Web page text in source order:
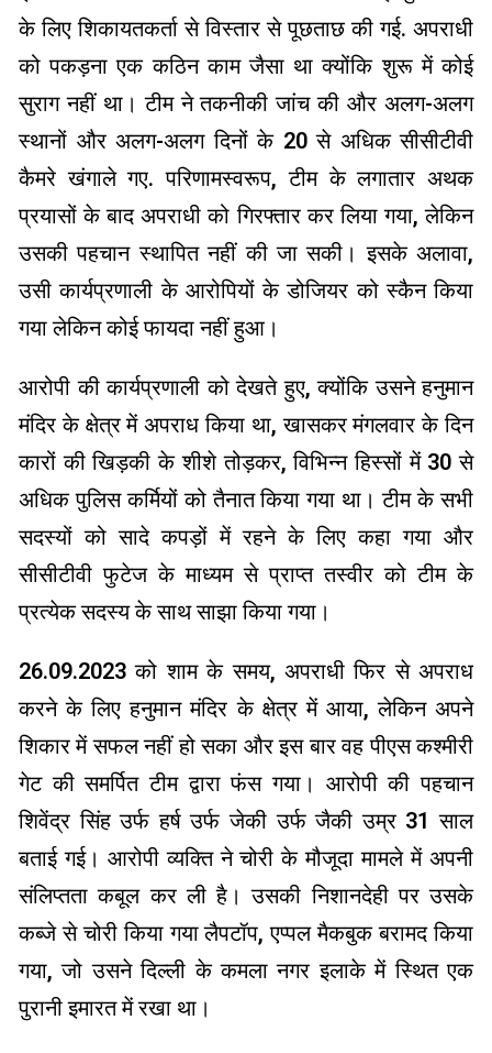
के लिए शिकायतकर्ता से विस्तार से पूछताछ की गई. अपराधी
को पकड़ना एक कठिन काम जैसा था क्योंकि शुरू में कोई
सुराग नहीं था। टीम ने तकनीकी जांच की और अलग-अलग
स्थानों और अलग-अलग दिनों के 20 से अधिक सीसीटीवी
कैमरे खंगाले गए. परिणामस्वरूप, टीम के लगातार अथक
प्रयासों के बाद अपराधी को गिरफ्तार कर लिया गया, लेकिन
उसकी पहचान स्थापित नहीं की जा सकी। इसके अलावा,
उसी कार्यप्रणाली के आरोपियों के डोजियर को स्कैन किया
गया लेकिन कोई फायदा नहीं हुआ।
आरोपी की कार्यप्रणाली को देखते हुए, क्योंकि उसने हनुमान
मंदिर के क्षेत्र में अपराध किया था, खासकर मंगलवार के दिन
कारों की खिड़की के शीशे तोड़कर, विभिन्न हिस्सों में 30 से
अधिक पुलिस कर्मियों को तैनात किया गया था। टीम के सभी
सदस्यों को सादे कपड़ों में रहने के लिए कहा गया और
सीसीटीवी फुटेज के माध्यम से प्राप्त तस्वीर को टीम के
प्रत्येक सदस्य के साथ साझा किया गया।
26.09.2023 को शाम के समय, अपराधी फिर से अपराध
करने के लिए हनुमान मंदिर के क्षेत्र में आया, लेकिन अपने
शिकार में सफल नहीं हो सका और इस बार वह पीएस कश्मीरी
गेट की समर्पित टीम द्वारा फंस गया। आरोपी की पहचान
शिवेंद्र सिंह उर्फ ​​हर्ष उर्फ ​​जेकी उर्फ ​​जैकी उम्र 31 साल
बताई गई। आरोपी व्यक्ति ने चोरी के मौजूदा मामले में अपनी
संलिप्तता कबूल कर ली है। उसकी निशानदेही पर उसके
कब्जे से चोरी किया गया लैपटॉप, एप्पल मैकबुक बरामद किया
गया, जो उसने दिल्ली के कमला नगर इलाके में स्थित एक
पुरानी इमारत में रखा था।